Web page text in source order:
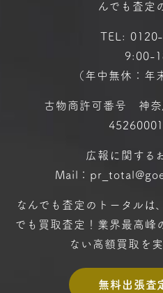
んでも査定
TEL:
9:00-
（年中無休：年
古物商許可番号 神
広報に関する
Mail：
なんでも査定のトータルは
でも買取査定！ 業界最高峰
ない高額買取を
無料出張査